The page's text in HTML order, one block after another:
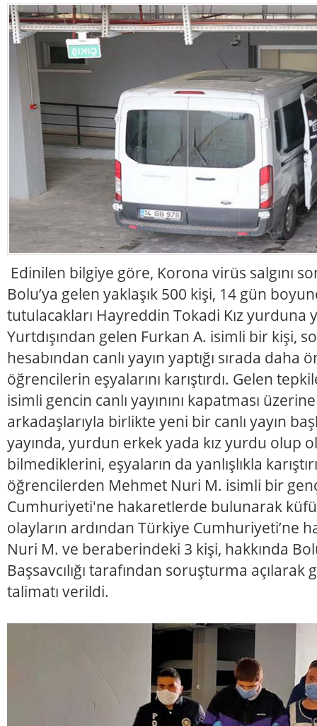
Edinilen bilgiye göre, Korona virüs salgını
Bolu’ya gelen yaklaşık 500 kişi, 14 gün
tutulacakları Hayreddin Tokadi Kız yurduna
Yurtdışından gelen Furkan A. isimli bir kişi,
hesabından canlı yayın yaptığı sırada daha
öğrencilerin eşyalarını karıştırdı. Gelen
isimli gencin canlı yayınını kapatması
arkadaşlarıyla birlikte yeni bir canlı yayın
yayında, yurdun erkek yada kız yurdu olup
bilmediklerini, eşyaların da yanlışlıkla
öğrencilerden Mehmet Nuri M. isimli bir
Cumhuriyeti'ne hakaretlerde bulunarak
olayların ardından Türkiye Cumhuriyeti’ne
Nuri M. ve beraberindeki 3 kişi, hakkında
Başsavcılığı tarafından soruşturma açılarak
talimatı verildi.